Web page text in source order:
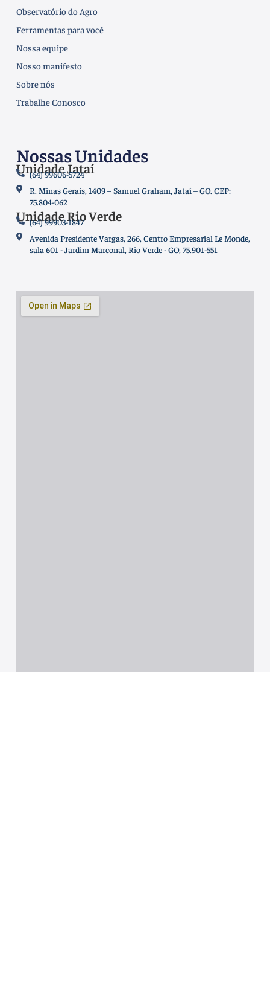
Observatório do Agro
Ferramentas para você
Nossa equipe
Nosso manifesto
Sobre nós
Trabalhe Conosco
Nossas Unidades
Unidade Jataí
(64) 99606-5724
R. Minas Gerais, 1409 – Samuel Graham, Jataí – GO. CEP:
75.804-062
Unidade Rio Verde
(64) 99903-1847
Avenida Presidente Vargas, 266, Centro Empresarial Le Monde,
sala 601 - Jardim Marconal, Rio Verde - GO, 75.901-551